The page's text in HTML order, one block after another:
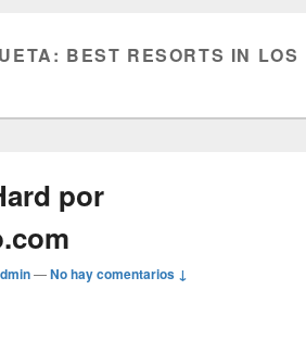
BEST RESORTS IN LOS
por
—No hay comentarios ↓